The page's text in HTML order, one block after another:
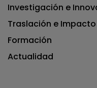
Investigación e
Traslación e Impacto
Formación
Actualidad